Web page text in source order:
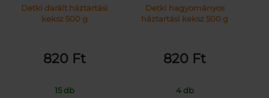
Detki darált háztartási
keksz 500 g
820 Ft
15 db
Detki hagyományos
háztartási keksz 500 g
820 Ft
4 db